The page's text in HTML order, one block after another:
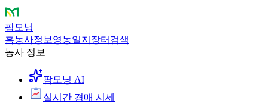
팜모닝
홈농사정보 영농일지 장터 검색
농사 정보
팜모닝 AI
실시간 경매 시세